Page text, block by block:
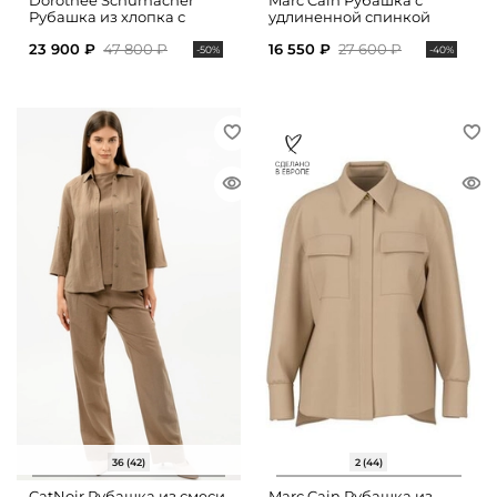
Рубашка из хлопка с
23 900 ₽ 47 800 ₽ -50%
удлиненной спинкой
16 550 ₽ 27 600 ₽ -40%
36 (42) 2 (44)